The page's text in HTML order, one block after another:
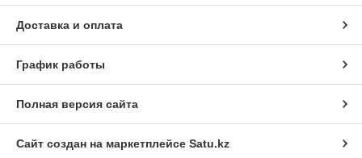
Доставка и оплата
График работы
Полная версия сайта
Сайт создан на маркетплейсе Satu.kz